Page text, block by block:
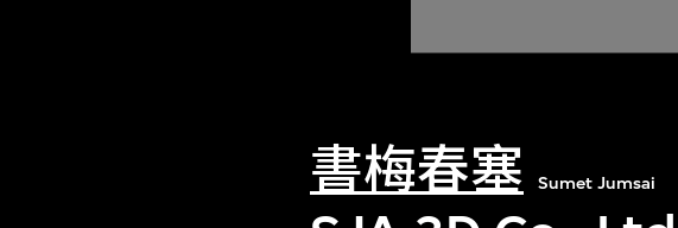
書梅春塞 Sumet Jumsai